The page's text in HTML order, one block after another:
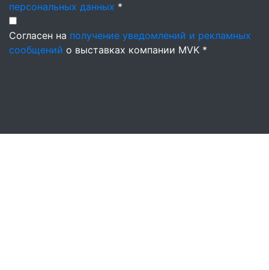
персональных данных *
Согласен на получение уведомлений и рекламных
сообщений о выставках компании MVK *